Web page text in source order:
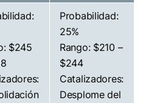
$245
Probabilidad:
25%
Rango: $210 –
$244
Catalizadores:
Desplome del